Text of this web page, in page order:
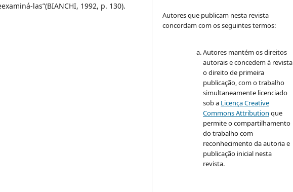
las”(BIANCHI, 1992, p. 130).
Autores que publicam nesta revista
concordam com os seguintes termos:
Autores mantém os direitos
autorais e concedem à revista
o direito de primeira
publicação, com o trabalho
simultaneamente licenciado
sob a Licença Creative
Commons Attribution que
permite o compartilhamento
do trabalho com
reconhecimento da autoria e
publicação inicial nesta
revista.